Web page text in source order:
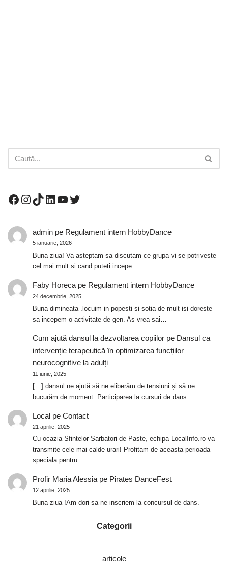
adminpe Regulament intern HobbyDance
5 ianuarie, 2026
Buna ziua! Va asteptam sa discutam ce grupa vi se potriveste
cel mai mult si cand puteti incepe.
Faby Horecape Regulament intern HobbyDance
24 decembrie, 2025
Buna dimineata .locuim in popesti si sotia de mult isi doreste
sa incepem o activitate de gen. As vrea sai…
Cum ajută dansul la dezvoltarea copiilorpe Dansul ca
intervenție terapeutică în optimizarea funcțiilor
neurocognitive la adulți
11 iunie, 2025
[…] dansul ne ajută să ne eliberăm de tensiuni și să ne
bucurăm de moment. Participarea la cursuri de dans…
Localpe Contact
21 aprilie, 2025
Cu ocazia Sfintelor Sarbatori de Paste, echipa LocalInfo.ro va
transmite cele mai calde urari! Profitam de aceasta perioada
speciala pentru…
Profir Maria Alessiape Pirates DanceFest
12 aprilie, 2025
Buna ziua !Am dori sa ne inscriem la concursul de dans.
Categorii
articole